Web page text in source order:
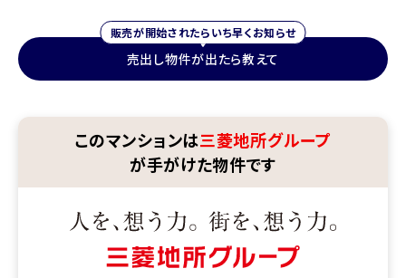
販売が開始されたらいち早くお知らせ
売出し物件が出たら教えて
このマンションは三菱地所グループ
が手がけた物件です